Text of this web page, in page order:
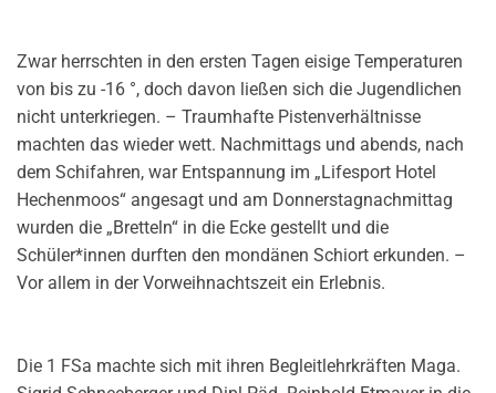
Zwar herrschten in den ersten Tagen eisige Temperaturen
von bis zu -16 °, doch davon ließen sich die Jugendlichen
nicht unterkriegen. – Traumhafte Pistenverhältnisse
machten das wieder wett. Nachmittags und abends, nach
dem Schifahren, war Entspannung im „Lifesport Hotel
Hechenmoos“ angesagt und am Donnerstagnachmittag
wurden die „Bretteln“ in die Ecke gestellt und die
Schüler*innen durften den mondänen Schiort erkunden. –
Vor allem in der Vorweihnachtszeit ein Erlebnis.
Die 1 FSa machte sich mit ihren Begleitlehrkräften Maga.